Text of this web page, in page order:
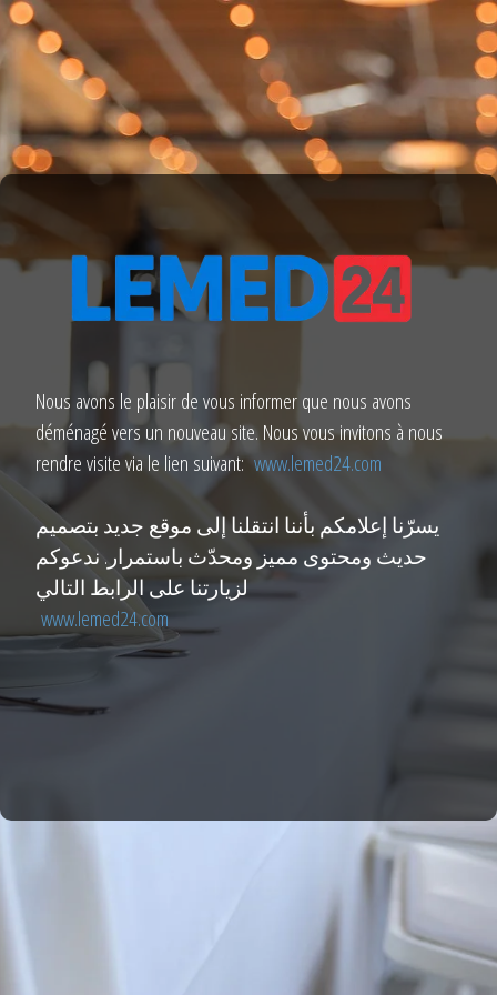
Nous avons le plaisir de vous informer que nous avons
déménagé vers un nouveau site. Nous vous invitons à nous
rendre visite via le lien suivant:www.lemed24.com
يسرّنا إعلامكم بأننا انتقلنا إلى موقع جديد بتصميم
حديث ومحتوى مميز ومحدّث باستمرار. ندعوكم
لزيارتنا على الرابط التالي
www.lemed24.com